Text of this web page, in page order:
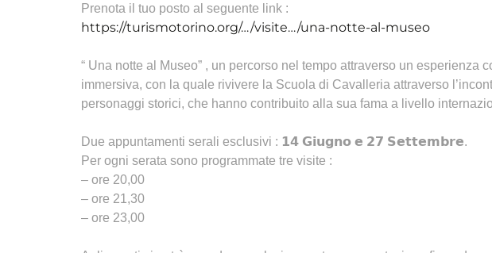
Prenota il tuo posto al seguente link :
https://turismotorino.org/…/visite…/una-notte-al-museo
“ Una notte al Museo” , un percorso nel tempo attraverso un esperienza
immersiva, con la quale rivivere la Scuola di Cavalleria attraverso
personaggi storici, che hanno contribuito alla sua fama a livello
Due appuntamenti serali esclusivi : 𝟭𝟰 𝗚𝗶𝘂𝗴𝗻𝗼 𝗲 𝟮𝟳 𝗦𝗲𝘁𝘁𝗲𝗺𝗯𝗿𝗲.
Per ogni serata sono programmate tre visite :
– ore 20,00
– ore 21,30
– ore 23,00